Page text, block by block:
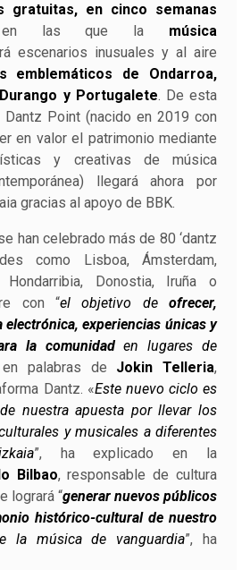
gratuitas, en cinco semanas
las que la
música
escenarios inusuales y al aire
emblemáticos de Ondarroa,
y Portugalete. De esta
Point (nacido en 2019 con
en valor el patrimonio mediante
y creativas de música
llegará ahora por
gracias al apoyo de BBK.
han celebrado más de 80 ‘dantz
como Lisboa, Ámsterdam,
Hondarribia, Donostia, Iruña o
con “el objetivo de
ofrecer,
electrónica, experiencias únicas y
la comunidad en lugares de
palabras de Jokin Telleria,
Dantz. «Este nuevo ciclo es
nuestra apuesta por llevar los
y musicales a diferentes
”, ha explicado en la
Bilbao, responsable de cultura
logrará “generar nuevos públicos
histórico-cultural de nuestro
la música de vanguardia”, ha